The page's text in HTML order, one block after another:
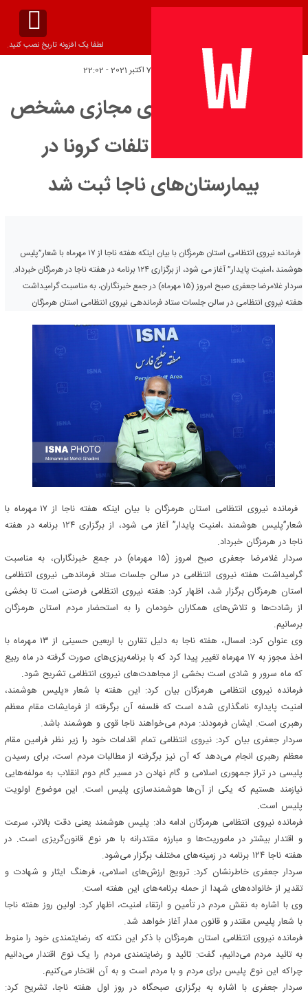
لطفا یک افزونه تاریخ نصب کنید.
تاریخ انتشار: پنج‌شنبه 7 اکتبر 2021 - 22:02
جغرافیا جرم در فضای مجازی مشخص
نیست/کمترین تلفات کرونا در
بیمارستان‌های ناجا ثبت شد
فرمانده نیروی انتظامی استان هرمزگان با بیان اینکه هفته ناجا از ۱۷ مهرماه با شعار”پلیس
هوشمند ،امنیت پایدار” آغاز می شود، از برگزاری ۱۲۴ برنامه در هفته ناجا در هرمزگان خبرداد.
سردار غلامرضا جعفری صبح امروز (۱۵ مهرماه) در جمع خبرنگاران، به مناسبت گرامیداشت
هفته نیروی انتظامی در سالن جلسات ستاد فرماندهی نیروی انتظامی استان هرمزگان
فرمانده نیروی انتظامی استان هرمزگان با بیان اینکه هفته ناجا از ۱۷ مهرماه با
شعار”پلیس هوشمند ،امنیت پایدار” آغاز می شود، از برگزاری ۱۲۴ برنامه در هفته
ناجا در هرمزگان خبرداد.
سردار غلامرضا جعفری صبح امروز (۱۵ مهرماه) در جمع خبرنگاران، به مناسبت
گرامیداشت هفته نیروی انتظامی در سالن جلسات ستاد فرماندهی نیروی انتظامی
استان هرمزگان برگزار شد، اظهار کرد: هفته نیروی انتظامی فرصتی است تا بخشی
از رشادت‌ها و تلاش‌های همکاران خودمان را به استحضار مردم استان هرمزگان
برسانیم‌.
وی عنوان کرد: امسال، هفته ناجا به دلیل تقارن با اربعین حسینی از ۱۳ مهرماه با
اخذ مجوز به ۱۷ مهرماه تغییر پیدا کرد که با برنامه‌ریزی‌های صورت گرفته در ماه ربیع
که ماه سرور و شادی است بخشی از مجاهدت‌های نیروی انتظامی تشریح شود.
فرمانده نیروی انتظامی هرمزگان بیان کرد: این هفته با شعار «پلیس هوشمند،
امنیت پایدار» نامگذاری شده است که فلسفه آن برگرفته از فرمایشات مقام معظم
رهبری است. ایشان فرمودند: مردم می‌خواهند ناجا قوی و هوشمند باشد.
سردار جعفری بیان کرد: نیروی انتظامی تمام اقدامات خود را زیر نظر فرامین مقام
معظم رهبری انجام می‌دهد که آن نیز برگرفته از مطالبات مردم است، برای رسیدن
پلیسی در تراز جمهوری اسلامی و گام نهادن در مسیر گام دوم انقلاب به مولفه‌هایی
نیازمند هستیم که یکی از آن‌ها هوشمندسازی پلیس است. این موضوع اولویت
پلیس است.
فرمانده نیروی انتظامی هرمزگان ادامه داد: پلیس هوشمند یعنی دقت بالاتر، سرعت
و اقتدار بیشتر در ماموریت‌ها و مبارزه مقتدرانه با هر نوع قانون‌گریزی است. در
هفته ناجا ۱۲۴ برنامه در زمینه‌های مختلف برگزار می‌شود.
سردار جعفری خاطرنشان کرد: ترویج ارزش‌های اسلامی، فرهنگ ایثار و شهادت و
تقدیر از خانواده‌های شهدا از حمله برنامه‌های این هفته است.
وی با اشاره به نقش مردم در تأمین و ارتقاء امنیت، اظهار کرد: اولین روز هفته ناجا
با شعار پلیس مقتدر و قانون مدار آغاز خواهد شد.
فرمانده نیروی انتظامی استان هرمزگان با ذکر این نکته که رضایتمندی خود را منوط
به تائید مردم می‌دانیم، گفت: تائید و رضایتمندی مردم را یک نوع اقتدار می‌دانیم
چراکه این نوع پلیس برای مردم و با مردم است و به آن افتخار می‌کنیم.
سردار جعفری با اشاره به برگزاری صبحگاه در روز اول هفته ناجا، تشریح کرد: